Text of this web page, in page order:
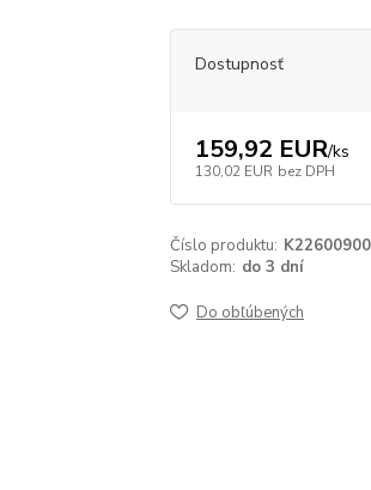
Dostupnosť
159,92 EUR/ks
130,02 EUR bez DPH
Číslo produktu:
Skladom: do 3 dní
Do obľúbených